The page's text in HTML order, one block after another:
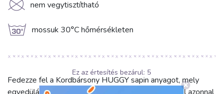
K nem vegytisztítható
g mossuk 30°C hőmérsékleten
Fedezze fel a Kordbársony HUGGY sapin anyagot, mely
Ez az értesítés bezárul: 5